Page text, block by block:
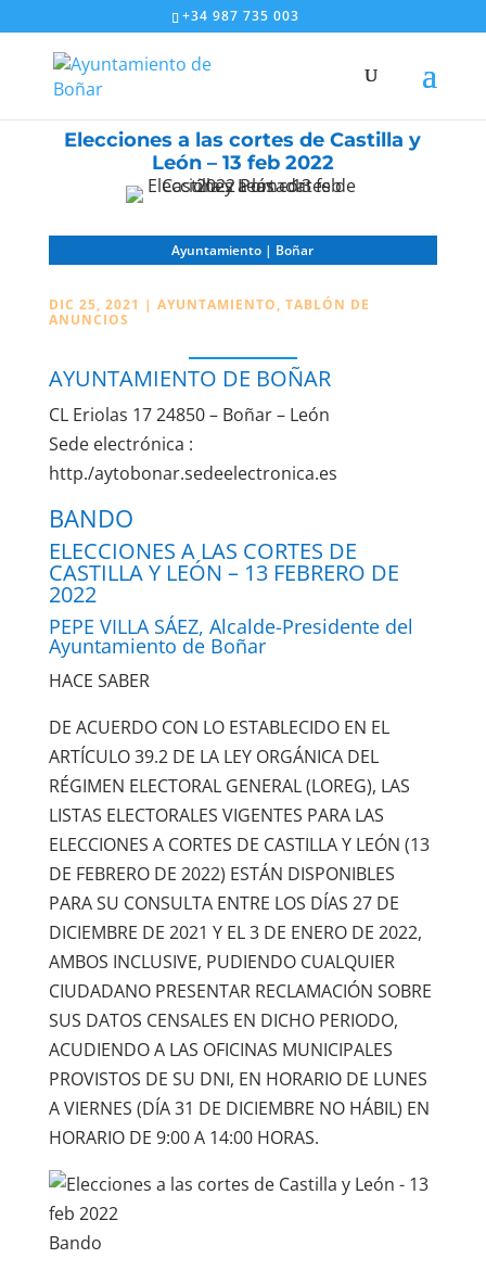
+34 987 735 003
Elecciones a las cortes de Castilla y
León – 13 feb 2022
Ayuntamiento | Boñar
DIC 25, 2021 | AYUNTAMIENTO, TABLÓN DE
ANUNCIOS
AYUNTAMIENTO DE BOÑAR
CL Eriolas 17 24850 – Boñar – León
Sede electrónica :
http./aytobonar.sedeelectronica.es
BANDO
ELECCIONES A LAS CORTES DE
CASTILLA Y LEÓN – 13 FEBRERO DE
2022
PEPE VILLA SÁEZ, Alcalde-Presidente del
Ayuntamiento de Boñar
HACE SABER
DE ACUERDO CON LO ESTABLECIDO EN EL
ARTÍCULO 39.2 DE LA LEY ORGÁNICA DEL
RÉGIMEN ELECTORAL GENERAL (LOREG), LAS
LISTAS ELECTORALES VIGENTES PARA LAS
ELECCIONES A CORTES DE CASTILLA Y LEÓN (13
DE FEBRERO DE 2022) ESTÁN DISPONIBLES
PARA SU CONSULTA ENTRE LOS DÍAS 27 DE
DICIEMBRE DE 2021 Y EL 3 DE ENERO DE 2022,
AMBOS INCLUSIVE, PUDIENDO CUALQUIER
CIUDADANO PRESENTAR RECLAMACIÓN SOBRE
SUS DATOS CENSALES EN DICHO PERIODO,
ACUDIENDO A LAS OFICINAS MUNICIPALES
PROVISTOS DE SU DNI, EN HORARIO DE LUNES
A VIERNES (DÍA 31 DE DICIEMBRE NO HÁBIL) EN
HORARIO DE 9:00 A 14:00 HORAS.
Bando